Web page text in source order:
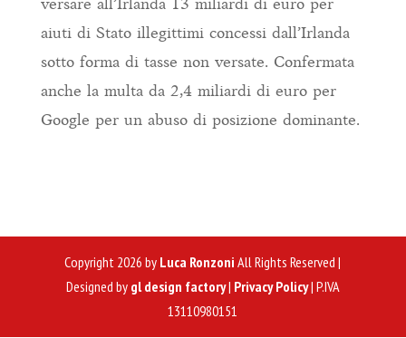
versare all’Irlanda 13 miliardi di euro per
aiuti di Stato illegittimi concessi dall’Irlanda
sotto forma di tasse non versate. Confermata
anche la multa da 2,4 miliardi di euro per
Google per un abuso di posizione dominante.
Copyright 2026 by Luca Ronzoni All Rights Reserved |
Designed by gl design factory| Privacy Policy| P.IVA
13110980151